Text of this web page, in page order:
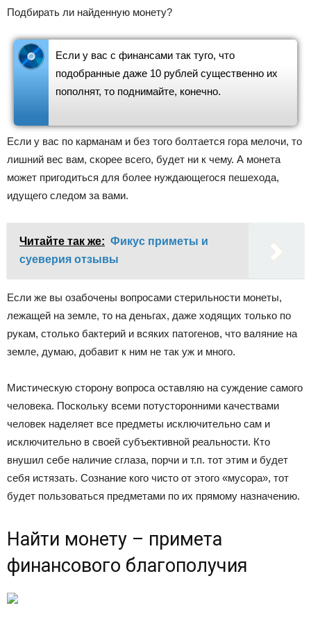
Подбирать ли найденную монету?
Если у вас с финансами так туго, что
подобранные даже 10 рублей существенно их
пополнят, то поднимайте, конечно.
Если у вас по карманам и без того болтается гора мелочи, то
лишний вес вам, скорее всего, будет ни к чему. А монета
может пригодиться для более нуждающегося пешехода,
идущего следом за вами.
Читайте так же: Фикус приметы и
суеверия отзывы
Если же вы озабочены вопросами стерильности монеты,
лежащей на земле, то на деньгах, даже ходящих только по
рукам, столько бактерий и всяких патогенов, что валяние на
земле, думаю, добавит к ним не так уж и много.
Мистическую сторону вопроса оставляю на суждение самого
человека. Поскольку всеми потусторонними качествами
человек наделяет все предметы исключительно сам и
исключительно в своей субъективной реальности. Кто
внушил себе наличие сглаза, порчи и т.п. тот этим и будет
себя истязать. Сознание кого чисто от этого «мусора», тот
будет пользоваться предметами по их прямому назначению.
Найти монету – примета
финансового благополучия